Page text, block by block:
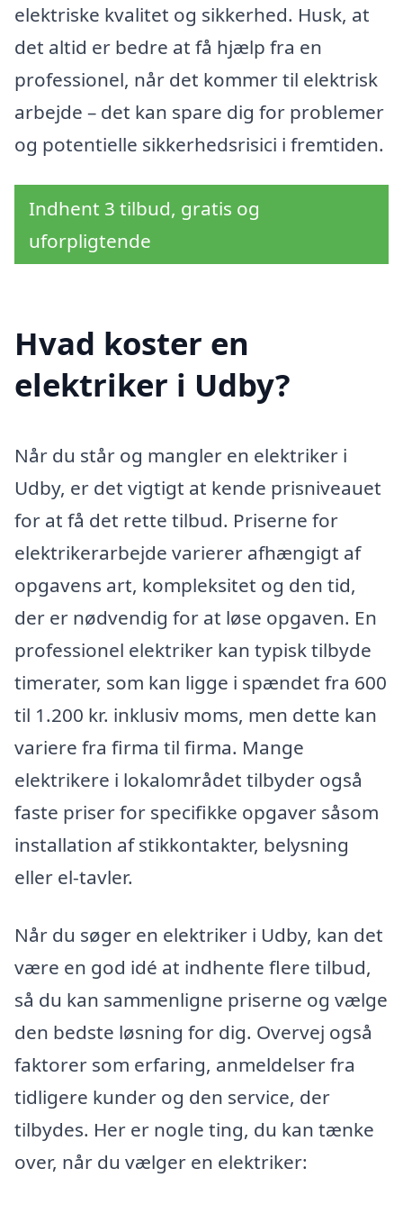
elektriske kvalitet og sikkerhed. Husk, at
det altid er bedre at få hjælp fra en
professionel, når det kommer til elektrisk
arbejde – det kan spare dig for problemer
og potentielle sikkerhedsrisici i fremtiden.
Indhent 3 tilbud, gratis og
uforpligtende
Hvad koster en
elektriker i Udby?
Når du står og mangler en elektriker i
Udby, er det vigtigt at kende prisniveauet
for at få det rette tilbud. Priserne for
elektrikerarbejde varierer afhængigt af
opgavens art, kompleksitet og den tid,
der er nødvendig for at løse opgaven. En
professionel elektriker kan typisk tilbyde
timerater, som kan ligge i spændet fra 600
til 1.200 kr. inklusiv moms, men dette kan
variere fra firma til firma. Mange
elektrikere i lokalområdet tilbyder også
faste priser for specifikke opgaver såsom
installation af stikkontakter, belysning
eller el-tavler.
Når du søger en elektriker i Udby, kan det
være en god idé at indhente flere tilbud,
så du kan sammenligne priserne og vælge
den bedste løsning for dig. Overvej også
faktorer som erfaring, anmeldelser fra
tidligere kunder og den service, der
tilbydes. Her er nogle ting, du kan tænke
over, når du vælger en elektriker: